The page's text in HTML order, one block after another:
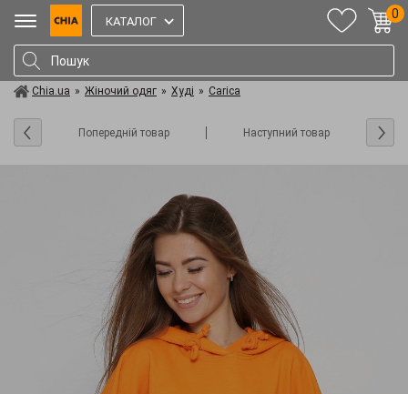
КАТАЛОГ
0
Chia.ua » Жіночий одяг » Худі » Carica
Попередній товар Наступний товар